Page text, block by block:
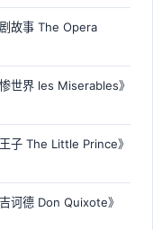
故事 The Opera
世界 les Miserables》
子 The Little Prince》
诃德 Don Quixote》